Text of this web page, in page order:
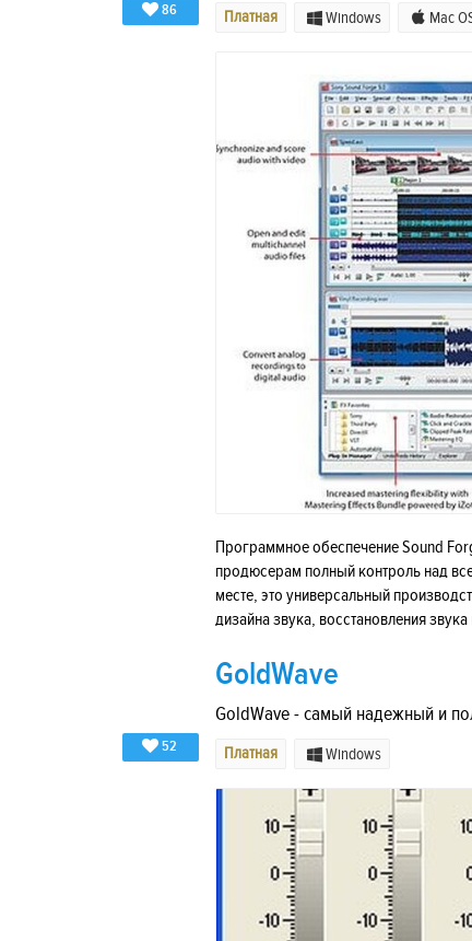
86 Платная Windows Mac
Программное обеспечение Sound
продюсерам полный контроль над
месте, это универсальный
дизайна звука, восстановления
52
GoldWave
GoldWave - самый надежный и
Платная Windows